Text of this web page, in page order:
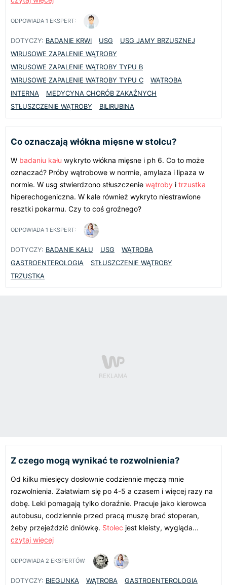
ODPOWIADA 1 EKSPERT:
DOTYCZY: BADANIE KRWI USG
USG JAMY BRZUSZNEJ
WIRUSOWE ZAPALENIE WĄTROBY
WIRUSOWE ZAPALENIE WĄTROBY TYPU B
WIRUSOWE ZAPALENIE WĄTROBY TYPU C
WĄTROBA
INTERNA
MEDYCYNA CHORÓB ZAKAŹNYCH
STŁUSZCZENIE WĄTROBY
BILIRUBINA
Co oznaczają włókna mięsne w stolcu?
W badaniu kału wykryto włókna mięsne i ph 6. Co to może
oznaczać? Próby wątrobowe w normie, amylaza i lipaza w
normie. W usg stwierdzono stłuszczenie wątroby i trzustka
hiperechogeniczna. W kale również wykryto niestrawione
resztki pokarmu. Czy to coś groźnego?
ODPOWIADA 1 EKSPERT:
DOTYCZY: BADANIE KAŁU USG
WĄTROBA
GASTROENTEROLOGIA
STŁUSZCZENIE WĄTROBY
TRZUSTKA
Z czego mogą wynikać te rozwolnienia?
Od kilku miesięcy dosłownie codziennie męczą mnie
rozwolnienia. Załatwiam się po 4-5 a czasem i więcej razy na
dobę. Leki pomagają tylko doraźnie. Pracuje jako kierowca
autobusu, codziennie przed pracą muszę brać stoperan,
żeby przejeździć dniówkę. Stolec jest kleisty, wygląda...
czytaj więcej
ODPOWIADA 2 EKSPERTÓW:
DOTYCZY: BIEGUNKA WĄTROBA
GASTROENTEROLOGIA